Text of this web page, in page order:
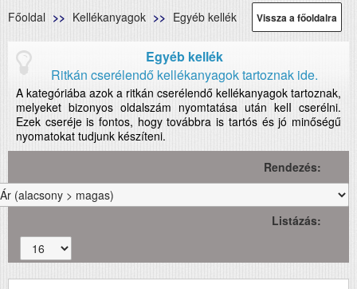
Főoldal Kellékanyagok Egyéb kellék Vissza a főoldalra
Egyéb kellék
Ritkán cserélendő kellékanyagok tartoznak ide.
A kategóriába azok a ritkán cserélendő kellékanyagok tartoznak,
melyeket bizonyos oldalszám nyomtatása után kelI cserélni.
Ezek cseréje is fontos, hogy továbbra is tartós és jó minőségű
nyomatokat tudjunk készíteni.
Rendezés:
Listázás: